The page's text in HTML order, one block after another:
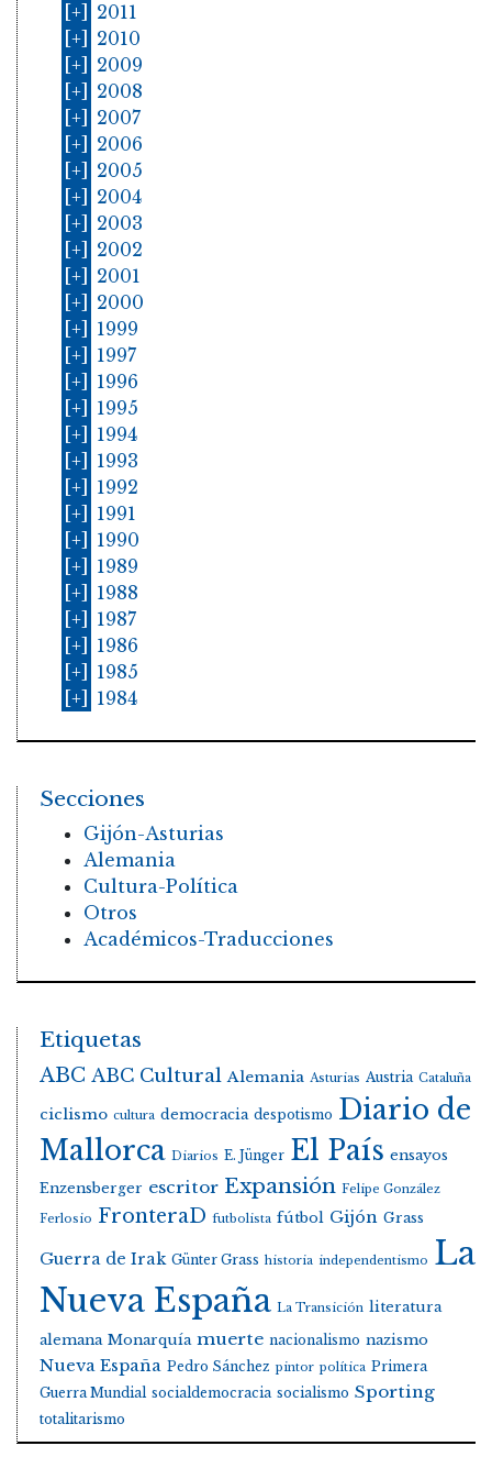
[+]
2011
[+]
2010
[+]
2009
[+]
2008
[+]
2007
[+]
2006
[+]
2005
[+]
2004
[+]
2003
[+]
2002
[+]
2001
[+]
2000
[+]
1999
[+]
1997
[+]
1996
[+]
1995
[+]
1994
[+]
1993
[+]
1992
[+]
1991
[+]
1990
[+]
1989
[+]
1988
[+]
1987
[+]
1986
[+]
1985
[+]
1984
Secciones
Gijón-Asturias
Alemania
Cultura-Política
Otros
Académicos-Traducciones
Etiquetas
ABC ABC Cultural Alemania Asturias Austria Cataluña
ciclismo cultura democracia despotismo Diario de
Mallorca Diarios E. Jünger El País ensayos
Enzensberger escritor Expansión Felipe González
Ferlosio FronteraD futbolista fútbol Gijón Grass
Guerra de Irak Günter Grass historia independentismo La
Nueva España La Transición literatura
alemana Monarquía muerte nacionalismo nazismo
Nueva España Pedro Sánchez pintor política Primera
Guerra Mundial socialdemocracia socialismo Sporting
totalitarismo